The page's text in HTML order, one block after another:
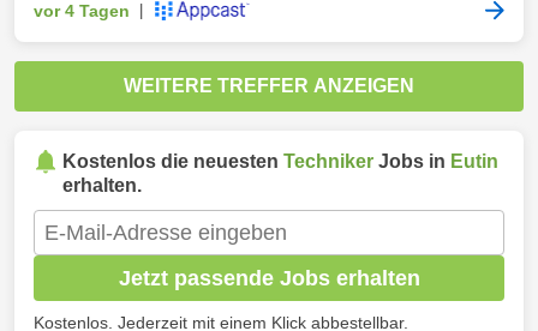
vor 4 Tagen
WEITERE TREFFER ANZEIGEN
Kostenlos die neuesten Techniker Jobs in Eutin
erhalten.
Jetzt passende Jobs erhalten
Kostenlos. Jederzeit mit einem Klick abbestellbar.